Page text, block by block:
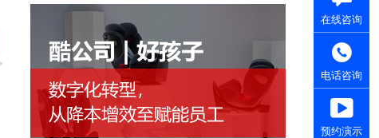
在线咨询
电话咨询
预约演示